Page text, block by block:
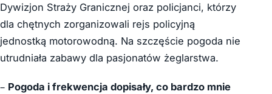
Dywizjon Straży Granicznej oraz policjanci, którzy
dla chętnych zorganizowali rejs policyjną
jednostką motorowodną. Na szczęście pogoda nie
utrudniała zabawy dla pasjonatów żeglarstwa.
– Pogoda i frekwencja dopisały, co bardzo mnie